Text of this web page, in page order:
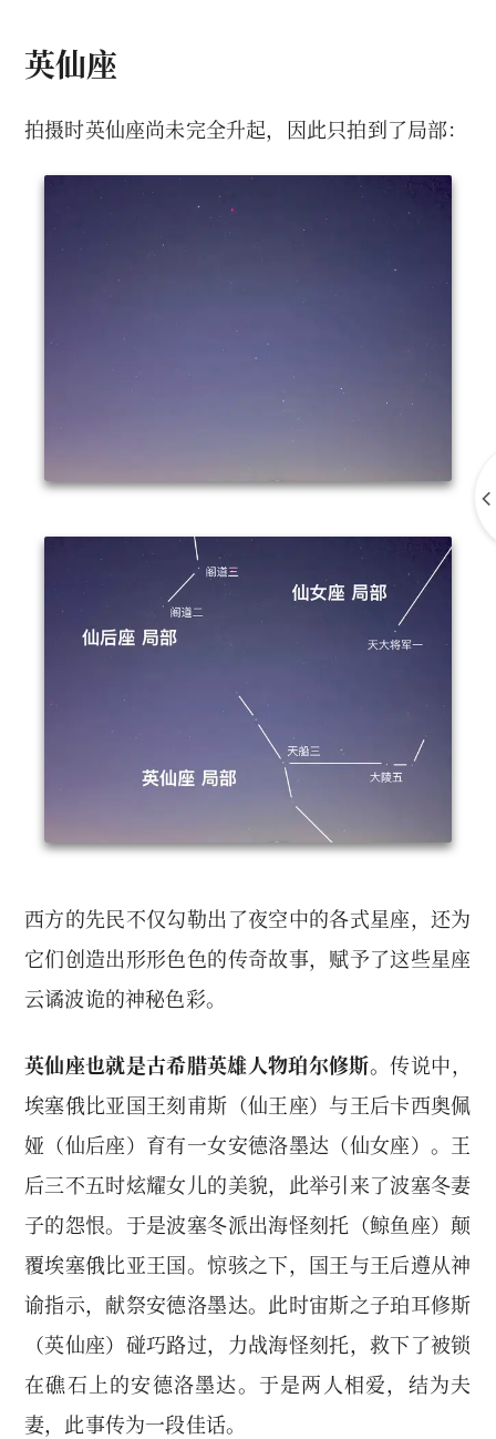
英仙座
拍摄时英仙座尚未完全升起，因此只拍到了局部：
西方的先民不仅勾勒出了夜空中的各式星座，还为
它们创造出形形色色的传奇故事，赋予了这些星座
云谲波诡的神秘色彩。
英仙座也就是古希腊英雄人物珀尔修斯。 传说中，
埃塞俄比亚国王刻甫斯（仙王座）与王后卡西奥佩
娅（仙后座）育有一女安德洛墨达（仙女座）。王
后三不五时炫耀女儿的美貌，此举引来了波塞冬妻
子的怨恨。于是波塞冬派出海怪刻托（鲸鱼座）颠
覆埃塞俄比亚王国。惊骇之下，国王与王后遵从神
谕指示，献祭安德洛墨达。此时宙斯之子珀耳修斯
（英仙座）碰巧路过，力战海怪刻托，救下了被锁
在礁石上的安德洛墨达。于是两人相爱，结为夫
妻，此事传为一段佳话。